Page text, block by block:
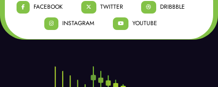
FACEBOOK TWITTER
DRIBBBLE
INSTAGRAM
YOUTUBE